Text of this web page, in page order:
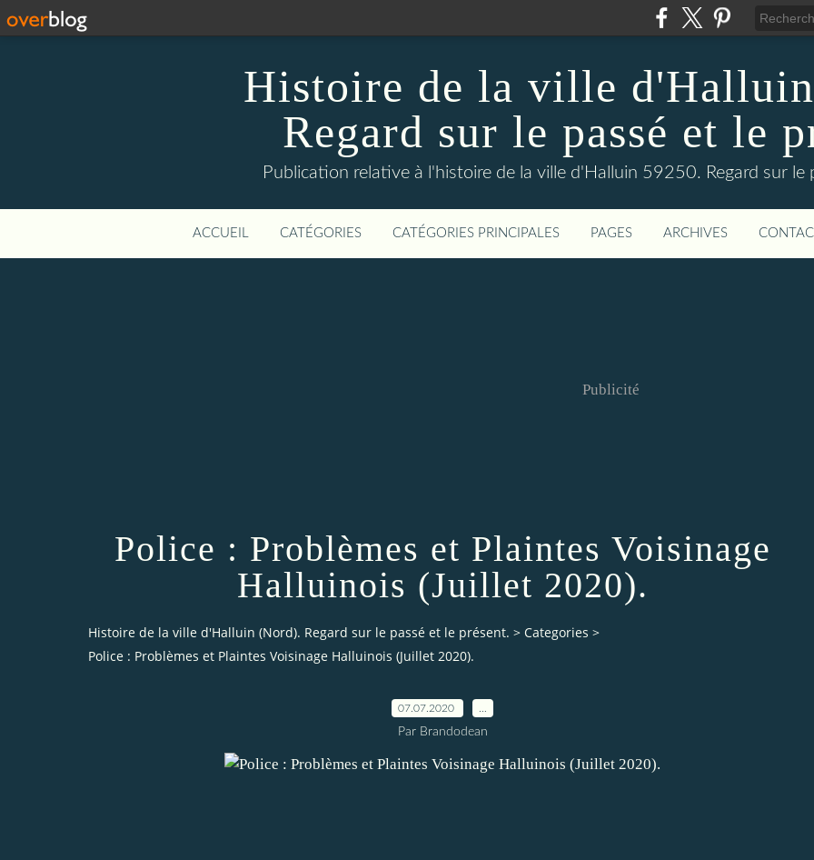
Histoire de la ville
Regard sur le passé et le
Publication relative à l'histoire de la ville d'Halluin 59250. Regard sur le
ACCUEIL CATÉGORIES CATÉGORIES PRINCIPALES PAGES ARCHIVES
Publicité
Police : Problèmes et Plaintes Voisinage
Halluinois (Juillet 2020).
Histoire de la ville d'Halluin (Nord). Regard sur le passé et le présent. > Categories >
Police : Problèmes et Plaintes Voisinage Halluinois (Juillet 2020).
07.07.2020
Par Brandodean